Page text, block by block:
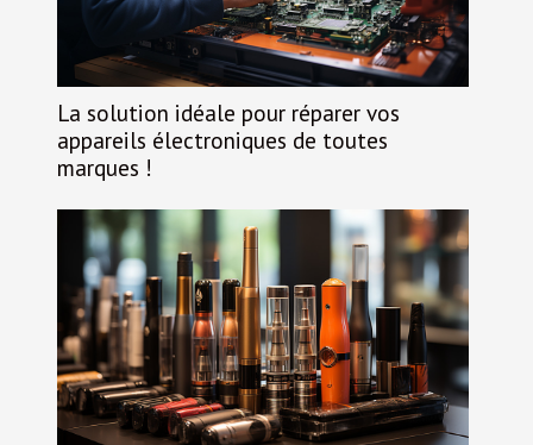
La solution idéale pour réparer vos
appareils électroniques de toutes
marques !